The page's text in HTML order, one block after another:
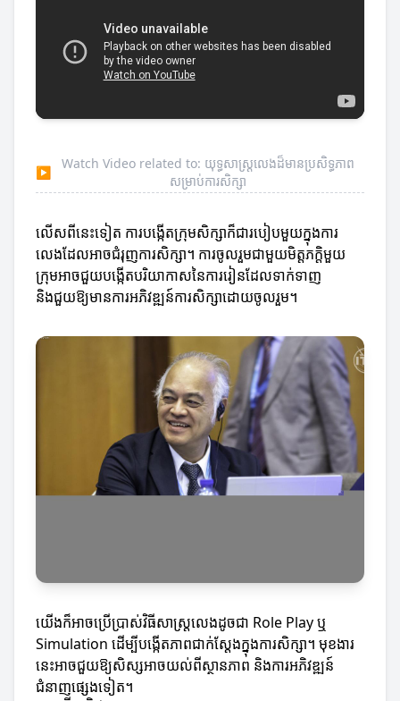
▶
Watch Video related to: យុទ្ធសាស្ត្រលេងដ៏មានប្រសិទ្ធភាព
សម្រាប់ការសិក្សា
លើសពីនេះទៀត ការបង្កើតក្រុមសិក្សាក៏ជារបៀបមួយក្នុងការ
លេងដែលអាចជំរុញការសិក្សា។ ការចូលរួមជាមួយមិត្តភក្តិមួយ
ក្រុមអាចជួយបង្កើតបរិយាកាសនៃការរៀនដែលទាក់ទាញ
និងជួយឱ្យមានការអភិវឌ្ឍន៍ការសិក្សាដោយចូលរួម។
យើងក៏អាចប្រើប្រាស់វិធីសាស្ត្រលេងដូចជា Role Play ឬ
Simulation ដើម្បីបង្កើតភាពជាក់ស្តែងក្នុងការសិក្សា។ មុខងារ
នេះអាចជួយឱ្យសិស្សអាចយល់ពីស្ថានភាព និងការអភិវឌ្ឍន៍
ជំនាញផ្សេងទៀត។